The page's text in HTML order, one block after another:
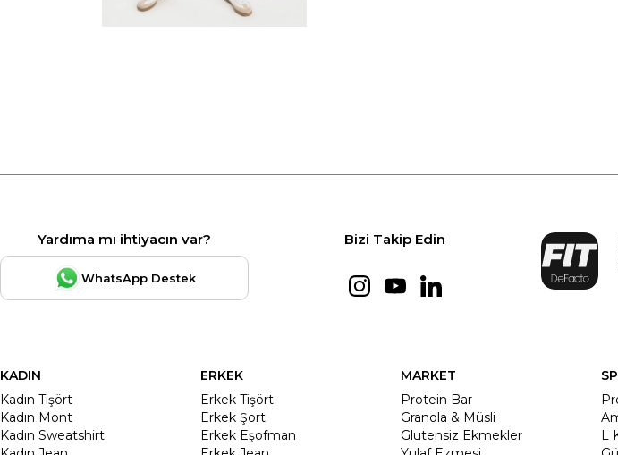
Yardıma mı ihtiyacın var?
WhatsApp Destek
Bizi Takip Edin
KADIN
Kadın Tişört
Kadın Mont
Kadın Sweatshirt
ERKEK
Erkek Tişört
Erkek Şort
Erkek Eşofman
MARKET
Protein Bar
Granola & Müsli
Glutensiz Ekmekler
L